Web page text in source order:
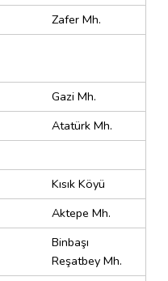
Zafer Mh.
Gazi Mh.
Atatürk Mh.
Kısık Köyü
Aktepe Mh.
Binbaşı
Reşatbey Mh.